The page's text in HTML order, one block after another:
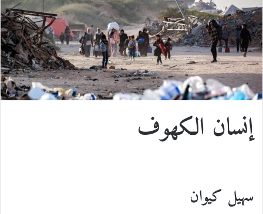
ب
و
ك
ك
د
إ
ن
m
b
l
r
ت
ي
ر
ي
d
d
i
t
س
ا
ب
إنسان الكهوف
سهيل كيوان